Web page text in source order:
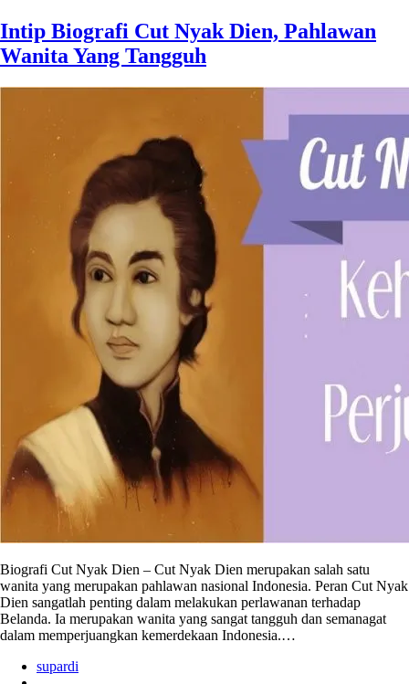
Intip Biografi Cut Nyak Dien, Pahlawan
Wanita Yang Tangguh
Biografi Cut Nyak Dien – Cut Nyak Dien merupakan salah satu
wanita yang merupakan pahlawan nasional Indonesia. Peran Cut Nyak
Dien sangatlah penting dalam melakukan perlawanan terhadap
Belanda. Ia merupakan wanita yang sangat tangguh dan semanagat
dalam memperjuangkan kemerdekaan Indonesia.…
supardi